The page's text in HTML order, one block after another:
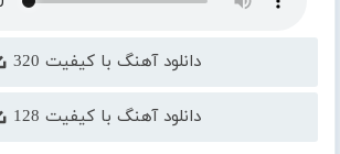
دانلود آهنگ با کیفیت 320
دانلود آهنگ با کیفیت 128